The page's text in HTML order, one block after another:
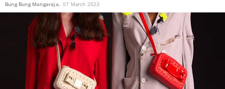
Bung Bung Mangaraja, 07 March 2023